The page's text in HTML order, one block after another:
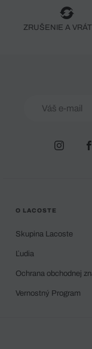
ZRUŠENIE A
O LACOSTE
Skupina Lacoste
Ľudia
Ochrana obchodnej
Vernostný Program